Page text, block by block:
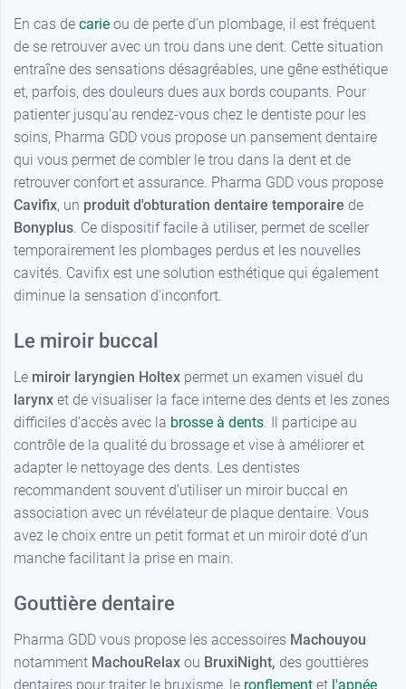
En cas de carie ou de perte d’un plombage, il est fréquent
de se retrouver avec un trou dans une dent. Cette situation
entraîne des sensations désagréables, une gêne esthétique
et, parfois, des douleurs dues aux bords coupants. Pour
patienter jusqu’au rendez-vous chez le dentiste pour les
soins, Pharma GDD vous propose un pansement dentaire
qui vous permet de combler le trou dans la dent et de
retrouver confort et assurance. Pharma GDD vous propose
Cavifix, un produit d'obturation dentaire temporaire de
Bonyplus . Ce dispositif facile à utiliser, permet de sceller
temporairement les plombages perdus et les nouvelles
cavités. Cavifix est une solution esthétique qui également
diminue la sensation d'inconfort.
Le miroir buccal
Le miroir laryngien Holtex permet un examen visuel du
larynx et de visualiser la face interne des dents et les zones
difficiles d’accès avec la brosse à dents . Il participe au
contrôle de la qualité du brossage et vise à améliorer et
adapter le nettoyage des dents. Les dentistes
recommandent souvent d’utiliser un miroir buccal en
association avec un révélateur de plaque dentaire. Vous
avez le choix entre un petit format et un miroir doté d’un
manche facilitant la prise en main.
Gouttière dentaire
Pharma GDD vous propose les accessoires Machouyou
notamment MachouRelax ou BruxiNight, des gouttières
dentaires pour traiter le bruxisme, le ronflement et l'apnée